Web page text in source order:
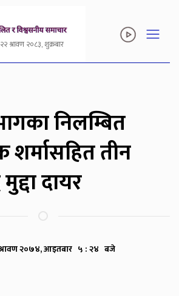
२२ श्रावण २०८३, शुक्रबार
निलम्बित
शर्मासहित तीन
दायर
२०७४, आइतबार ५ : २४ बजे